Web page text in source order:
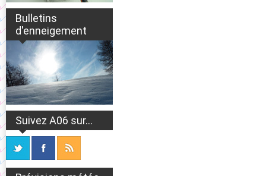
Bulletins
d'enneigement
Suivez A06 sur...